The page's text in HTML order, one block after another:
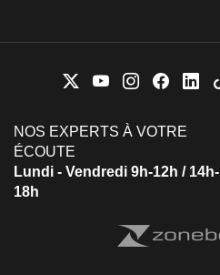
NOS EXPERTS À VOTRE
ÉCOUTE
Lundi - Vendredi 9h-12h / 14h-
18h